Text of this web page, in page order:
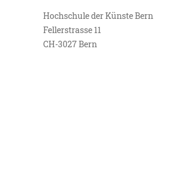
Hochschule der Künste Bern
Fellerstrasse 11
CH-3027 Bern